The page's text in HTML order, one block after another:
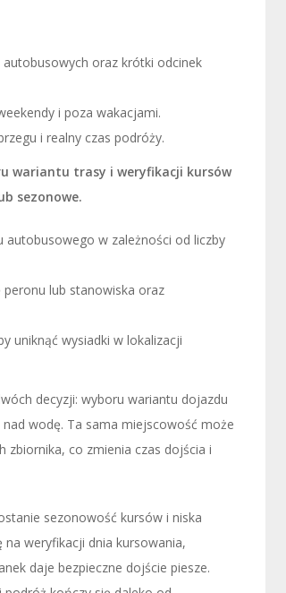
oraz krótki odcinek
i poza wakacjami.
i realny czas podróży.
wariantu trasy i weryfikacji kursów
sezonowe.
w zależności od liczby
peronu lub stanowiska oraz
uniknąć wysiadki w lokalizacji
decyzji: wyboru wariantu dojazdu
wodę. Ta sama miejscowość może
zbiornika, co zmienia czas dojścia i
sezonowość kursów i niska
na weryfikacji dnia kursowania,
daje bezpieczne dojście piesze.